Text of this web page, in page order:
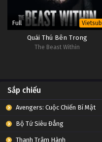
Full Vietsub
Quái Thú Bên Trong
The Beast Within
Sắp chiếu
Avengers: Cuộc Chiến Bí Mật
Bộ Tứ Siêu Đẳng
Thanh Trâm Hành